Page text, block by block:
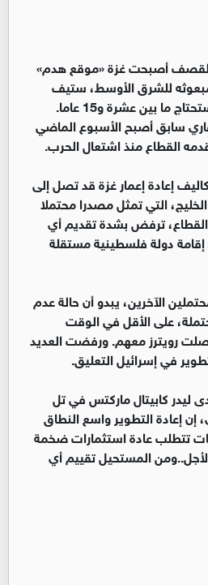
شهرا من القصف أصبحت غزة «موقع هدم»
للشرق الأوسط، ستيف
ويتكوف، إن إعادة البناء ستحتاج ما بين عشرة و15 عاما.
سابق أصبح الأسبوع الماضي
القطاع منذ اشتعال الحرب.
إعادة إعمار غزة قد تصل إلى
الخليج، التي تمثل مصدرا محتملا
القطاع، ترفض بشدة تقديم أي
دولة فلسطينية مستقلة
الآخرين، يبدو أن حالة عدم
على الأقل في الوقت
رويترز معهم. ورفضت العديد
في إسرائيل التعليق.
ليدر كابيتال ماركتس في تل
إعادة التطوير واسع النطاق
تتطلب عادة استثمارات ضخمة
المستحيل تقييم أي